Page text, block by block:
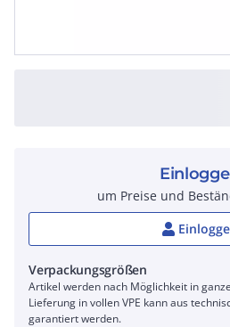
um Preise und
Verpackungsgrößen
Artikel werden nach Möglichkeit in
Lieferung in vollen VPE kann aus
garantiert werden.